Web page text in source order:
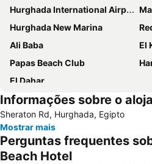
Hurghada International Airport
Hurghada New Marina
Ali Baba
El
Papas Beach Club
El Dahar
Informações sobre o
Sheraton Rd, Hurghada, Egipto
Mostrar mais
Perguntas frequentes
Beach Hotel